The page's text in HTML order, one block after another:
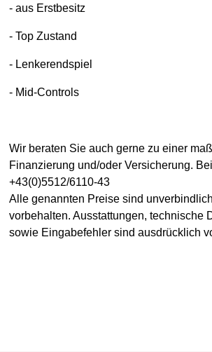
- aus Erstbesitz
- Top Zustand
- Lenkerendspiel
- Mid-Controls
Wir beraten Sie auch gerne zu einer
Finanzierung und/oder Versicherung.
+43(0)5512/6110-43
Alle genannten Preise sind
vorbehalten. Ausstattungen, technische
sowie Eingabefehler sind ausdrücklich